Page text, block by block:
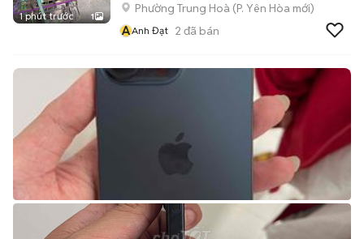
1 phút trước 1
Phường Trung Hoà (P. Yên Hòa mới)
AAnh Đạt 2 đã bán